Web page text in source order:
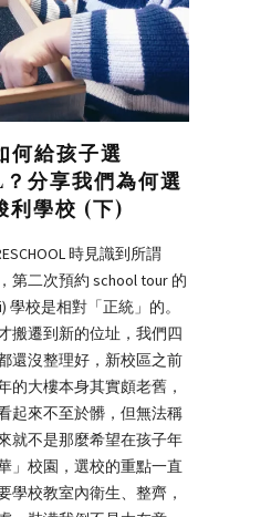
何給孩子選
分享我們為何選
利學校 (下)
時見識到所謂
第二次預約 school tour 的
學校是相對「正統」的。
搬遷到新的位址，我們四
還沒整理好，新校區之前
的大樓本身其實頗老舊，
起來不至於髒，但無法稱
就不是那麼希望在孩子年
」校園，選校的重點一直
學校教室內衛生、整齊，